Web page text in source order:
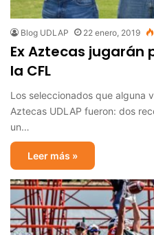
Blog UDLAP 22 enero, 2019
Ex Aztecas
la CFL
Los seleccionados que alguna
Aztecas UDLAP fueron: dos
un…
Leer más »